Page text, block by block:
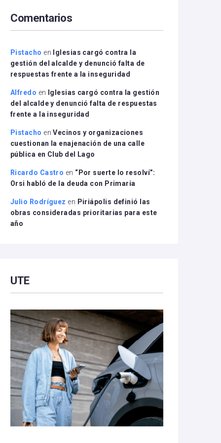
disminuir
el
Comentarios
Pistacho en
Iglesias cargó contra la
gestión del alcalde y denunció falta de
respuestas frente a la inseguridad
Alfredo en
Iglesias cargó contra la gestión
del alcalde y denunció falta de respuestas
frente a la inseguridad
Pistacho enVecinos y organizaciones
cuestionan la enajenación de una calle
pública en Club del Lago
Ricardo Castro en “Por suerte lo resolví”:
Orsi habló de la deuda con Primaria
Julio Rodríguez en Piriápolis definió las
obras consideradas prioritarias para este
año
UTE